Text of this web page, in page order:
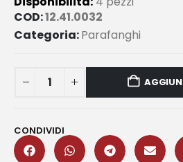
COD:12.41.0032
Categoria:Parafanghi
CONDIVIDI